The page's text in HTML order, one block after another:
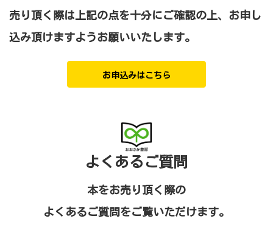
売り頂く際は上記の点を十分にご確認の上、お申し
込み頂けますようお願いいたします。
お申込みはこちら
よくあるご質問
本をお売り頂く際の
よくあるご質問をご覧いただけます。